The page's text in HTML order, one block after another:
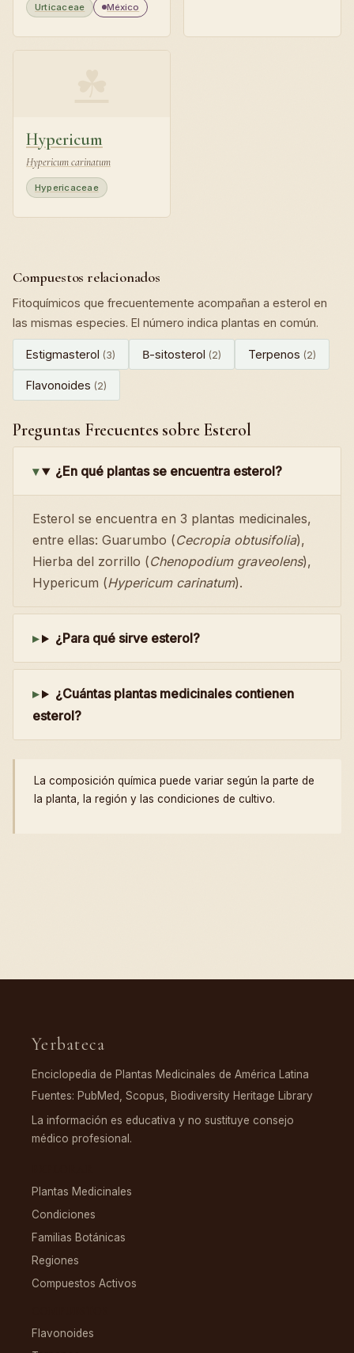
Urticaceae México
Hypericum
Hypericum carinatum
Hypericaceae
Compuestos relacionados
Fitoquímicos que frecuentemente acompañan a esterol en
las mismas especies. El número indica plantas en común.
Estigmasterol (3) Β-sitosterol (2) Terpenos (2)
Flavonoides (2)
Preguntas Frecuentes sobre Esterol
¿En qué plantas se encuentra esterol?
Esterol se encuentra en 3 plantas medicinales,
entre ellas: Guarumbo (Cecropia obtusifolia),
Hierba del zorrillo (Chenopodium graveolens),
Hypericum (Hypericum carinatum).
¿Para qué sirve esterol?
¿Cuántas plantas medicinales contienen
esterol?
La composición química puede variar según la parte de
la planta, la región y las condiciones de cultivo.
Yerbateca
Enciclopedia de Plantas Medicinales de América Latina
Fuentes: PubMed, Scopus, Biodiversity Heritage Library
La información es educativa y no sustituye consejo
médico profesional.
Plantas Medicinales
Condiciones
Familias Botánicas
Regiones
Compuestos Activos
Flavonoides